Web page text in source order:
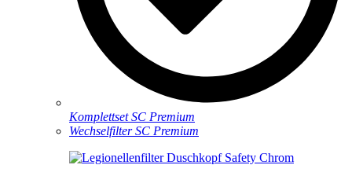
Komplettset SC Premium
Wechselfilter SC Premium